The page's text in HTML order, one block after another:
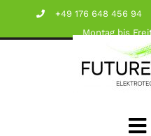
+49 176 648 456 94
Montag bis